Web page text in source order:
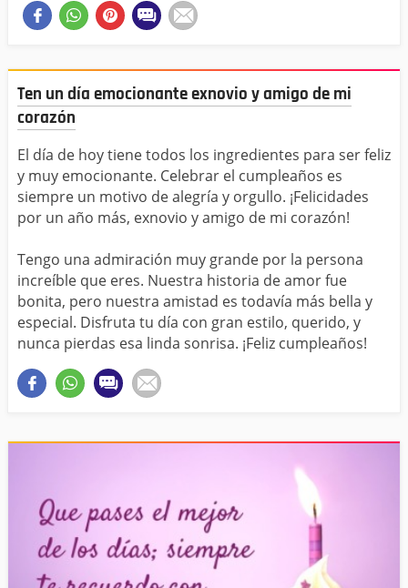
Ten un día emocionante exnovio y amigo de mi
corazón
El día de hoy tiene todos los ingredientes para ser feliz
y muy emocionante. Celebrar el cumpleaños es
siempre un motivo de alegría y orgullo. ¡Felicidades
por un año más, exnovio y amigo de mi corazón!
Tengo una admiración muy grande por la persona
increíble que eres. Nuestra historia de amor fue
bonita, pero nuestra amistad es todavía más bella y
especial. Disfruta tu día con gran estilo, querido, y
nunca pierdas esa linda sonrisa. ¡Feliz cumpleaños!